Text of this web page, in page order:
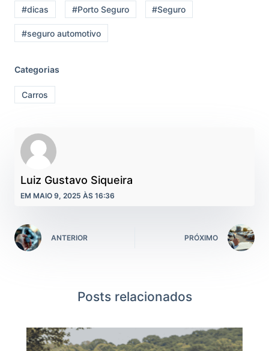
#dicas #Porto Seguro #Seguro
#seguro automotivo
Categorias
Carros
Luiz Gustavo Siqueira
EM MAIO 9, 2025 ÀS 16:36
ANTERIOR PRÓXIMO
Posts relacionados